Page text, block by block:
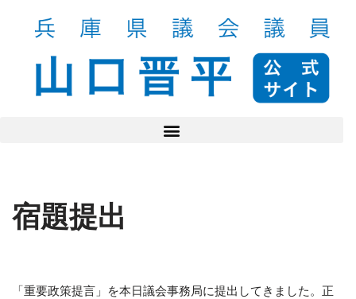
プ
宿題提出
「重要政策提言」を本日議会事務局に提出してきました。正